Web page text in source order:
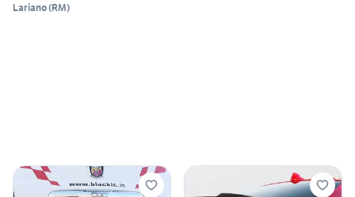
Lariano(RM)